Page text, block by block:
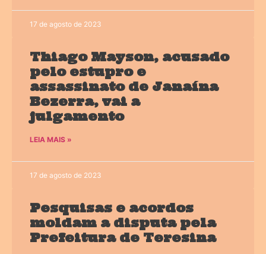
17 de agosto de 2023
Thiago Mayson, acusado
pelo estupro e
assassinato de Janaína
Bezerra, vai a
julgamento
LEIA MAIS »
17 de agosto de 2023
Pesquisas e acordos
moldam a disputa pela
Prefeitura de Teresina